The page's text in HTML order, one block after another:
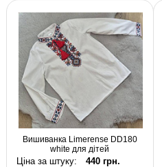
Вишиванка Limerense DD180
white для дітей
Ціна за штуку: 440 грн.